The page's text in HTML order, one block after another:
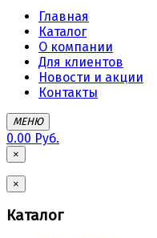
Главная
Каталог
О компании
Для клиентов
Новости и акции
Контакты
МЕНЮ
0.00 Руб.
×
×
Каталог